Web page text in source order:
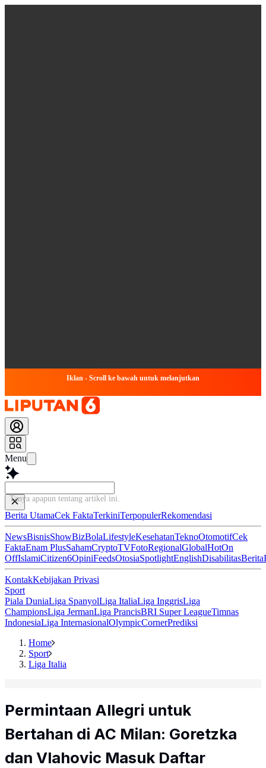
Iklan - Scroll ke bawah untuk melanjutkan
Menu
Tanya apapun tentang artikel
Berita UtamaCek FaktaTerkiniTerpopulerRekomendasi
NewsBisnisShowBizBolaLifestyleKesehatanTeknoOtomotifCek
FaktaEnam PlusSahamCryptoTVFotoRegionalGlobalHotOn
OffIslamiCitizen6OpiniFeedsOtosiaSpotlightEnglishDisabilitasBerita
KontakKebijakan Privasi
Sport
Piala DuniaLiga SpanyolLiga ItaliaLiga InggrisLiga
ChampionsLiga JermanLiga PrancisBRI Super LeagueTimnas
IndonesiaLiga InternasionalOlympicCornerPrediksi
Home
Sport
Liga Italia
Permintaan Allegri untuk
Bertahan di AC Milan: Goretzka
dan Vlahovic Masuk Daftar